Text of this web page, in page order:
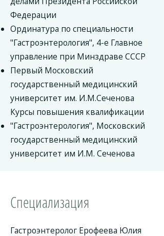
Федерации
Ординатура по специальности
"Гастроэнтерология", 4-е Главное
управление при Минздраве СССР
Первый Московский
государственный медицинский
университет им. И.М.Сеченова
Курсы повышения квалификации
"Гастроэнтерология", Московский
государственный медицинский
университет им И.М. Сеченова
Специализация
Гастроэнтеролог Ерофеева Юлия